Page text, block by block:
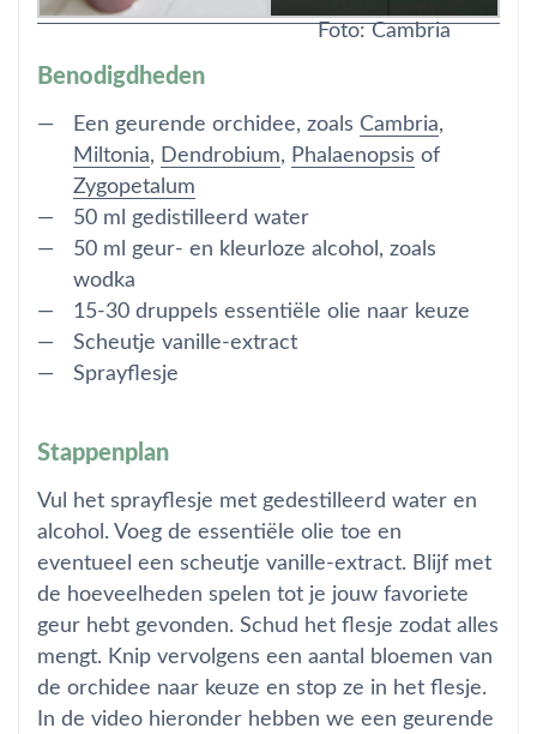
Foto: Cambria
Benodigdheden
Een geurende orchidee, zoals Cambria,
Miltonia, Dendrobium, Phalaenopsis of
Zygopetalum
50 ml gedistilleerd water
50 ml geur- en kleurloze alcohol, zoals
wodka
15-30 druppels essentiële olie naar keuze
Scheutje vanille-extract
Sprayflesje
Stappenplan
Vul het sprayflesje met gedestilleerd water en
alcohol. Voeg de essentiële olie toe en
eventueel een scheutje vanille-extract. Blijf met
de hoeveelheden spelen tot je jouw favoriete
geur hebt gevonden. Schud het flesje zodat alles
mengt. Knip vervolgens een aantal bloemen van
de orchidee naar keuze en stop ze in het flesje.
In de video hieronder hebben we een geurende